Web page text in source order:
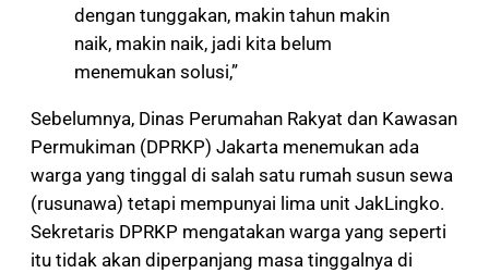
dengan tunggakan, makin tahun makin
naik, makin naik, jadi kita belum
menemukan solusi,”
Sebelumnya, Dinas Perumahan Rakyat dan Kawasan
Permukiman (DPRKP) Jakarta menemukan ada
warga yang tinggal di salah satu rumah susun sewa
(rusunawa) tetapi mempunyai lima unit JakLingko.
Sekretaris DPRKP mengatakan warga yang seperti
itu tidak akan diperpanjang masa tinggalnya di